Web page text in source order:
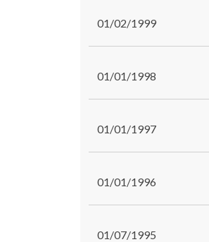
01/02/1999
01/01/1998
01/01/1997
01/01/1996
01/07/1995